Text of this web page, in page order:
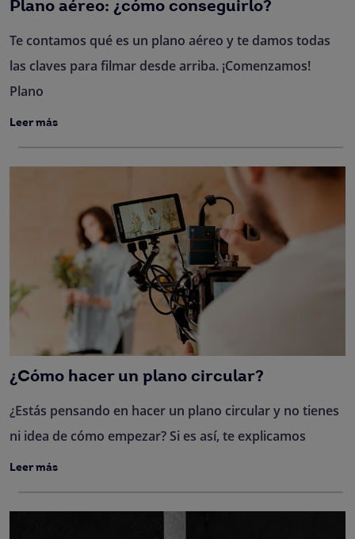
Plano aéreo: ¿cómo conseguirlo?
Te contamos qué es un plano aéreo y te damos todas
las claves para filmar desde arriba. ¡Comenzamos!
Plano
Leer más
¿Cómo hacer un plano circular?
¿Estás pensando en hacer un plano circular y no tienes
ni idea de cómo empezar? Si es así, te explicamos
Leer más